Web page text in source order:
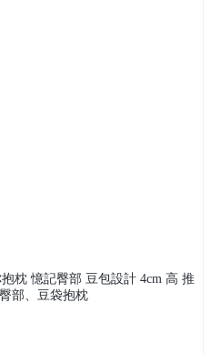
枕 憶記臀部 豆包設計 4cm 高 推
部、豆袋抱枕